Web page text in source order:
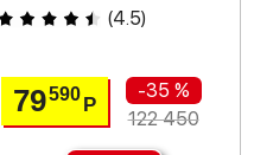
(4.5)
79590 Р
-35 %
122 450